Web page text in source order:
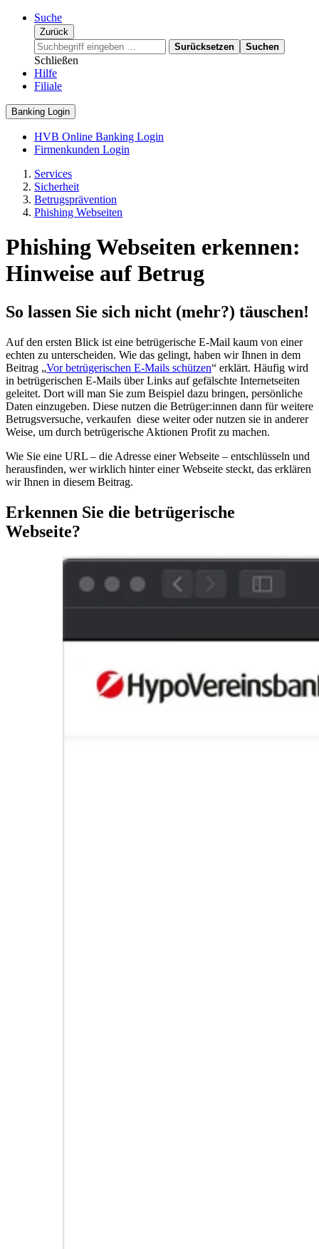
Suche
Zurück
Surücksetzen
Suchen
Schließen
Hilfe
Filiale
Banking Login
HVB Online Banking Login
Firmenkunden Login
Services
Sicherheit
Betrugsprävention
Phishing Webseiten
Phishing Webseiten erkennen:
Hinweise auf Betrug
So lassen Sie sich nicht (mehr?) täuschen!
Auf den ersten Blick ist eine betrügerische E-Mail kaum von einer
echten zu unterscheiden. Wie das gelingt, haben wir Ihnen in dem
Beitrag „Vor betrügerischen E-Mails schützen“ erklärt. Häufig wird
in betrügerischen E-Mails über Links auf gefälschte Internetseiten
geleitet. Dort will man Sie zum Beispiel dazu bringen, persönliche
Daten einzugeben. Diese nutzen die Betrüger:innen dann für weitere
Betrugsversuche, verkaufen diese weiter oder nutzen sie in anderer
Weise, um durch betrügerische Aktionen Profit zu machen.
Wie Sie eine URL – die Adresse einer Webseite – entschlüsseln und
herausfinden, wer wirklich hinter einer Webseite steckt, das erklären
wir Ihnen in diesem Beitrag.
Erkennen Sie die betrügerische
Webseite?